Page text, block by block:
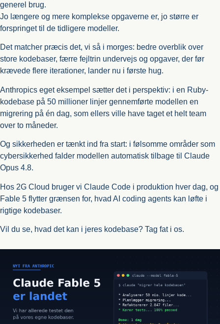
generel brug.
Jo længere og mere komplekse opgaverne er, jo større er
forspringet til de tidligere modeller.
Det matcher præcis det, vi så i morges: bedre overblik over
store kodebaser, færre fejltrin undervejs og opgaver, der før
krævede flere iterationer, lander nu i første hug.
Anthropics eget eksempel sætter det i perspektiv: i en Ruby-
kodebase på 50 millioner linjer gennemførte modellen en
migrering på én dag, som ellers ville have taget et helt team
over to måneder.
Og sikkerheden er tænkt ind fra start: i følsomme områder som
cybersikkerhed falder modellen automatisk tilbage til Claude
Opus 4.8.
Hos 2G Cloud bruger vi Claude Code i produktion hver dag, og
Fable 5 flytter grænsen for, hvad AI coding agents kan løfte i
rigtige kodebaser.
Vil du se, hvad det kan i jeres kodebase? Tag fat i os.